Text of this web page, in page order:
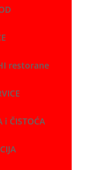
restorane
ČISTOĆA